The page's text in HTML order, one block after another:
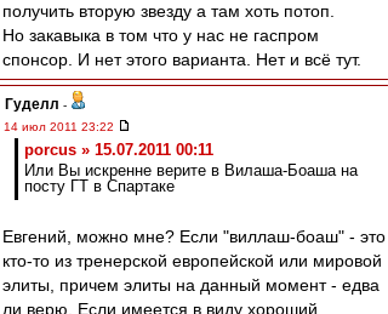
получить вторую звезду а там хоть потоп.
Но закавыка в том что у нас не гаспром
спонсор. И нет этого варианта. Нет и всё тут.
Гуделл -
14 июл 2011 23:22
porcus » 15.07.2011 00:11
Или Вы искренне верите в Вилаша-Боаша на
посту ГТ в Спартаке
Евгений, можно мне? Если "виллаш-боаш" - это
кто-то из тренерской европейской или мировой
элиты, причем элиты на данный момент - едва
ли верю. Если имеется в виду хороший